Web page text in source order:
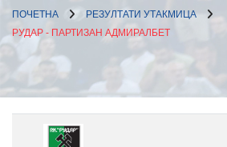
ПОЧЕТНА
РЕЗУЛТАТИ УТАКМИЦА
РУДАР - ПАРТИЗАН АДМИРАЛБЕТ